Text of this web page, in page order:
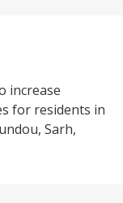
increase
for residents in
Sarh,